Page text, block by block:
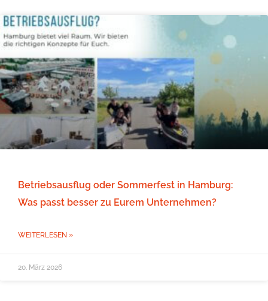
Betriebsausflug oder Sommerfest in Hamburg:
Was passt besser zu Eurem Unternehmen?
WEITERLESEN »
20. März 2026